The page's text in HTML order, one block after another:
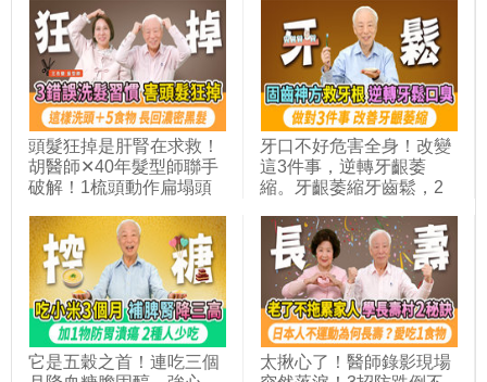
敲這裡＋3穴位，補腎通
經絡穩血壓。1張紙讓腳
升溫8度，5種發熱食物，
手腳都暖起來｜胡乃文開
講Dr.HU_331
色，表示你缺水或有肝腎
問題！這1杯又叫救命
水，防心腦血管疾病。這
3種情況才要多補水｜胡
乃文開講Dr.HU_307
頭髮狂掉是肝腎在求救！
胡醫師✕40年髮型師聯手
破解！1梳頭動作扁塌頭
活化毛囊、助眠醒腦！產
後更年期掉髮吃這5種食
物，改掉3種NG習慣頭皮
更健康｜胡乃文開講
Dr.HU_337
牙口不好危害全身！改變
這3件事，逆轉牙齦萎
縮。牙齦萎縮牙齒鬆，2
這數量，失智風險高1.9
倍。公開1牙粉配方，除
口臭救牙根。椰子油漱口
法，抗菌固牙齦｜胡乃文
開講Dr.HU_310
它是五穀之首！連吃三個
太揪心了！醫師錄影現場